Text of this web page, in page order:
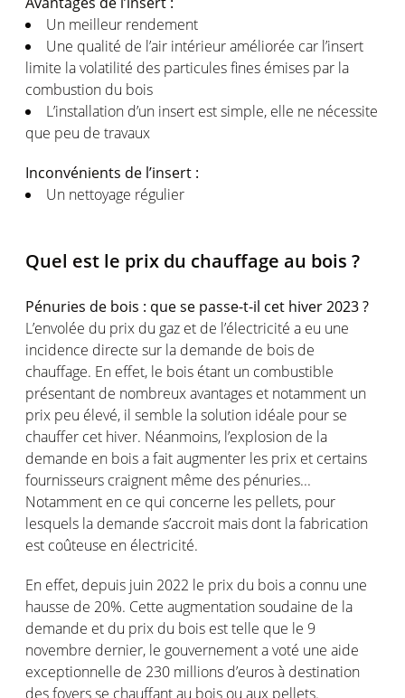
Un meilleur rendement
Une qualité de l’air intérieur améliorée car l’insert
limite la volatilité des particules fines émises par la
combustion du bois
L’installation d’un insert est simple, elle ne nécessite
que peu de travaux
Inconvénients de l’insert :
Un nettoyage régulier
Quel est le prix du chauffage au bois ?
Pénuries de bois : que se passe-t-il cet hiver 2023 ?
L’envolée du prix du gaz et de l’électricité a eu une
incidence directe sur la demande de bois de
chauffage. En effet, le bois étant un combustible
présentant de nombreux avantages et notamment un
prix peu élevé, il semble la solution idéale pour se
chauffer cet hiver. Néanmoins, l’explosion de la
demande en bois a fait augmenter les prix et certains
fournisseurs craignent même des pénuries...
Notamment en ce qui concerne les pellets, pour
lesquels la demande s’accroit mais dont la fabrication
est coûteuse en électricité.
En effet, depuis juin 2022 le prix du bois a connu une
hausse de 20%. Cette augmentation soudaine de la
demande et du prix du bois est telle que le 9
novembre dernier, le gouvernement a voté une aide
exceptionnelle de 230 millions d’euros à destination
des foyers se chauffant au bois ou aux pellets.